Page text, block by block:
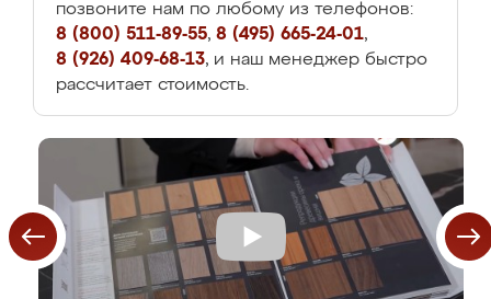
позвоните нам по любому из телефонов:
8 (800) 511-89-55, 8 (495) 665-24-01,
8 (926) 409-68-13, и наш менеджер быстро
рассчитает стоимость.